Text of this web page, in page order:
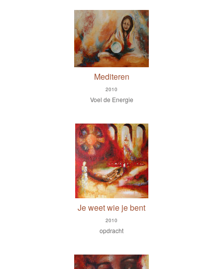
Mediteren
2010
Voel de Energie
Je weet wie je bent
2010
opdracht